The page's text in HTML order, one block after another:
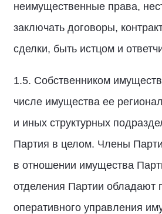
неимущественные права,
заключать договоры,
сделки, быть истцом и
1.5. Собственником
числе имущества ее
и иных структурных
Партия в целом. Члены
в отношении имущества
отделения Партии обладают
оперативного управления